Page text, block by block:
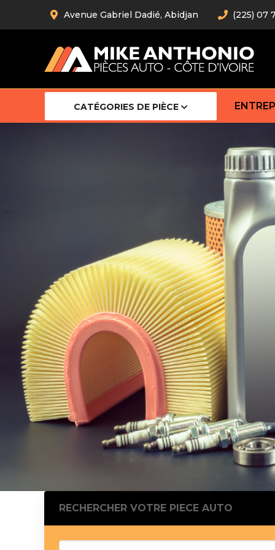
Avenue Gabriel Dadié, Abidjan (225) 07
CATÉGORIES DE PIÈCE
Barre
Barre
Robot
Bras
Cardan
Pistons
Feu
Bague
Bague
Calle
Chaine
RECHERCHER VOTRE PIECE AUTO